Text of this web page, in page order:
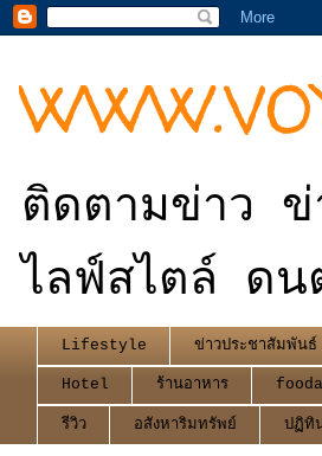
ติดตามข่าว ข่
ไลฟ์สไตล์ ด
Lifestyle ข่าวประชาสัมพันธ์
Hotel ร้านอาหาร
รีวิว อสังหาริมทรัพย์ ปฏิทิ